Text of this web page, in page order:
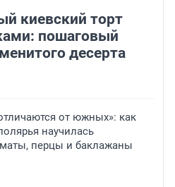
киевский торт
пошаговый
десерта
от южных»: как
научилась
перцы и баклажаны